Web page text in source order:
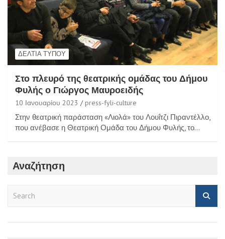
ΔΕΛΤΊΑ ΤΎΠΟΥ
Στο πλευρό της θεατρικής ομάδας του Δήμου
Φυλής ο Γιώργος Μαυροειδής
10 Ιανουαρίου 2023 press-fyli-culture
Στην θεατρική παράσταση «Λιολά» του Λουΐτζι Πιραντέλλο,
που ανέβασε η Θεατρική Ομάδα του Δήμου Φυλής, το…
Αναζήτηση
r